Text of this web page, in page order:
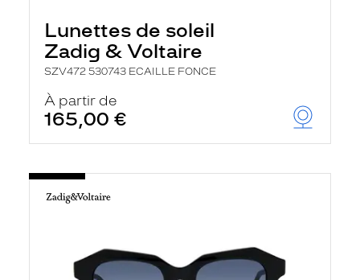
Lunettes de soleil
Zadig & Voltaire
SZV472 530743 ECAILLE FONCE
À partir de
165,00 €